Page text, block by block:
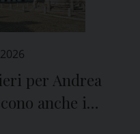
per Andrea
anche i